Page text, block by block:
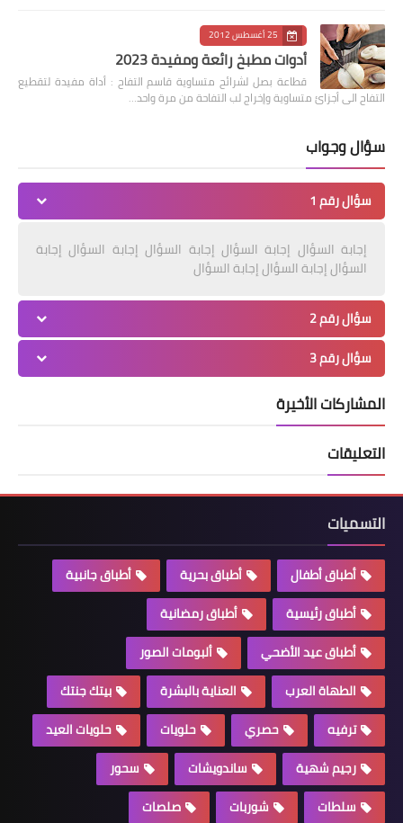
25 أغسطس 2012
أدوات مطبخ رائعة ومفيدة 2023
قطاعة بصل لشرائح متساوية قاسم التفاح : أداة مفيدة لتقطيع
التفاح الى أجزائ متساوية وإخراج لب التفاحة من مرة واحد…
سؤال وجواب
سؤال رقم 1
إجابة السؤال إجابة السؤال إجابة السؤال إجابة السؤال إجابة
السؤال إجابة السؤال إجابة السؤال
سؤال رقم 2
سؤال رقم 3
المشاركات الأخيرة
التعليقات
التسميات
أطباق أطفال أطباق بحرية
أطباق جانبية
أطباق رئيسية
أطباق رمضانية
أطباق عيد الأضحي
ألبومات الصور
الطهاة العرب
العناية بالبشرة
بيتك جنتك
ترفيه
حصري حلويات
حلويات العيد
رجيم شهية
ساندويشات
سحور
سلطات
شوربات صلصات